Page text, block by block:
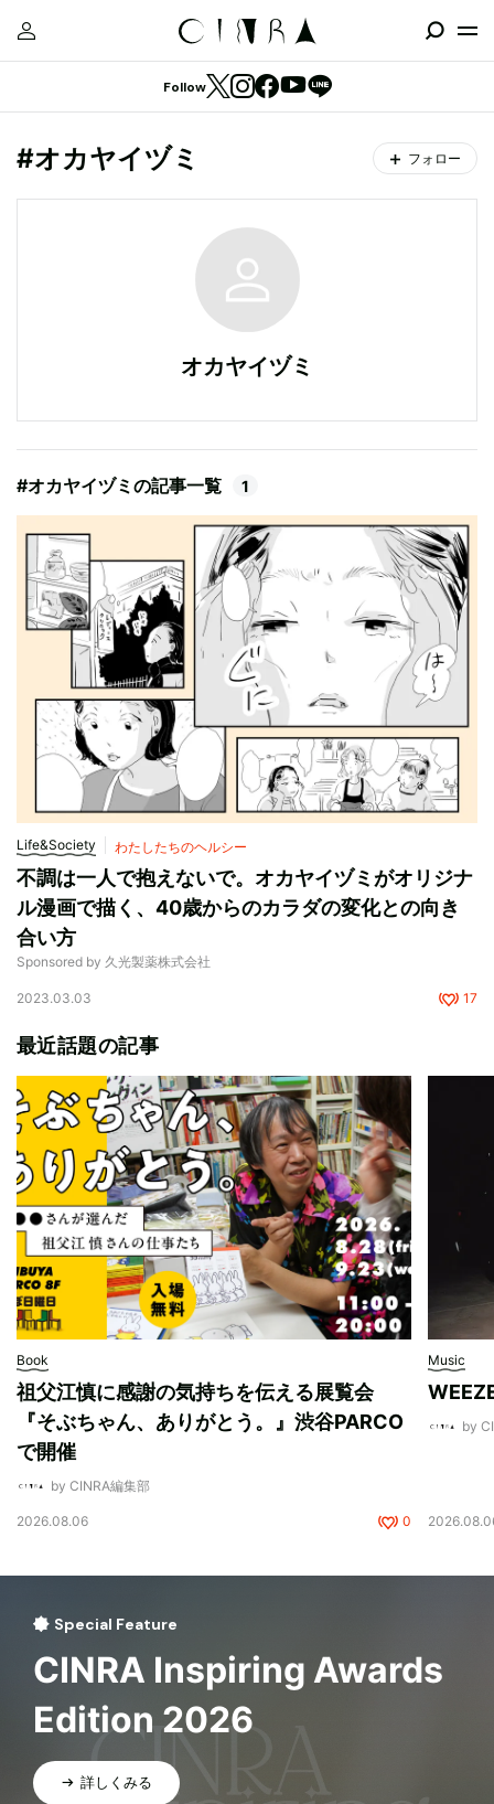
Follow
#オカヤイヅミ フォロー
オカヤイヅミ
#オカヤイヅミの記事一覧 1
Life&Society わたしたちのヘルシー
不調は一人で抱えないで。オカヤイヅミがオリジナ
ル漫画で描く、40歳からのカラダの変化との向き
合い方
Sponsored by 久光製薬株式会社
2023.03.03 17
最近話題の記事
Book
祖父江慎に感謝の気持ちを伝える展覧会
『そぶちゃん、ありがとう。』渋谷PARCO
で開催
by CINRA編集部
2026.08.06 0
Music
by
Special Feature
CINRA Inspiring Awards
Edition 2026
詳しくみる